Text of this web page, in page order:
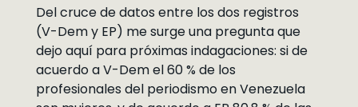
Del cruce de datos entre los dos registros
(V-Dem y EP) me surge una pregunta que
dejo aquí para próximas indagaciones: si de
acuerdo a V-Dem el 60 % de los
profesionales del periodismo en Venezuela